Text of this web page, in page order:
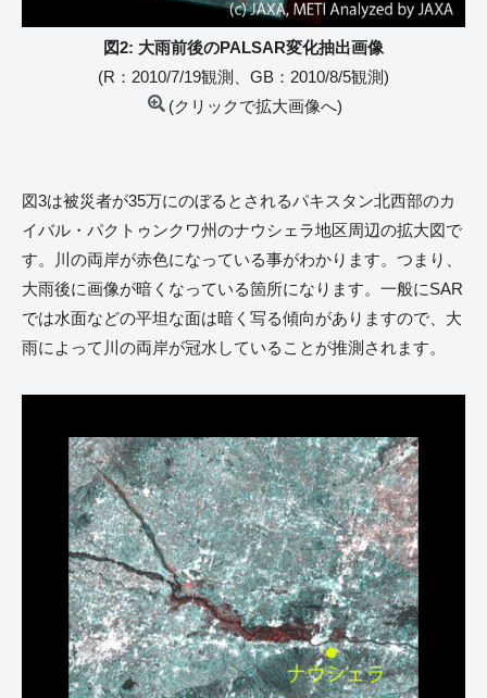
図2: 大雨前後のPALSAR変化抽出画像
(R：2010/7/19観測、GB：2010/8/5観測)
(クリックで拡大画像へ)
図3は被災者が35万にのぼるとされるパキスタン北西部のカ
イバル・パクトゥンクワ州のナウシェラ地区周辺の拡大図で
す。川の両岸が赤色になっている事がわかります。つまり、
大雨後に画像が暗くなっている箇所になります。一般にSAR
では水面などの平坦な面は暗く写る傾向がありますので、大
雨によって川の両岸が冠水していることが推測されます。